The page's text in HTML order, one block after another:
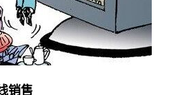
销售